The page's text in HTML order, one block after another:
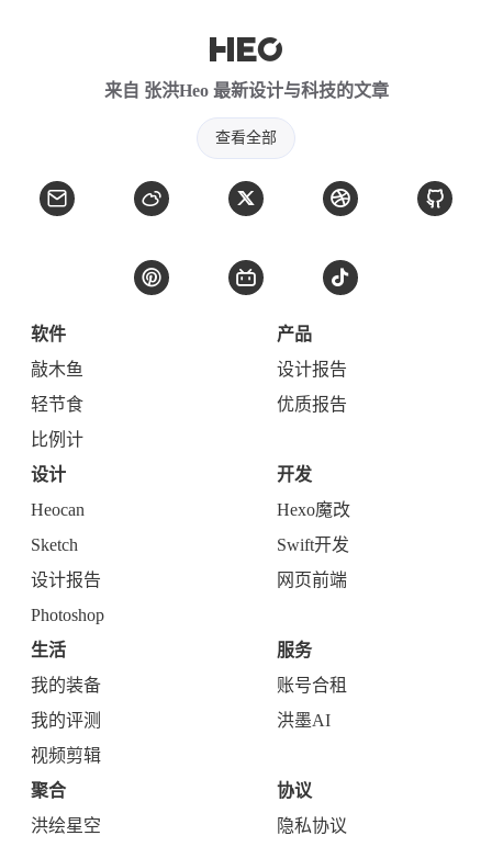
来自 张洪Heo 最新设计与科技的文章
查看全部
软件
敲木鱼
轻节食
比例计
产品
设计报告
优质报告
设计
Heocan
Sketch
设计报告
Photoshop
开发
Hexo魔改
Swift开发
网页前端
生活
我的装备
我的评测
视频剪辑
服务
账号合租
洪墨AI
聚合
洪绘星空
协议
隐私协议